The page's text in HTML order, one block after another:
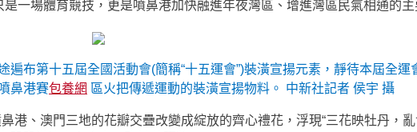
一場體育競技，更是噴鼻港加快融進年夜灣區、增進灣區民氣相通的主
布第十五屆全國活動會(簡稱“十五運會”)裝潢宣揚元素，靜待本屆全運
鼻港賽包養網 區火把傳遞運動的裝潢宣揚物料。 中新社記者 侯宇 攝
港、澳門三地的花瓣交疊改變成綻放的齊心禮花，浮現“三花映牡丹，